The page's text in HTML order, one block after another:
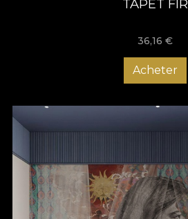
TAPET FIR
36,16 €
Acheter